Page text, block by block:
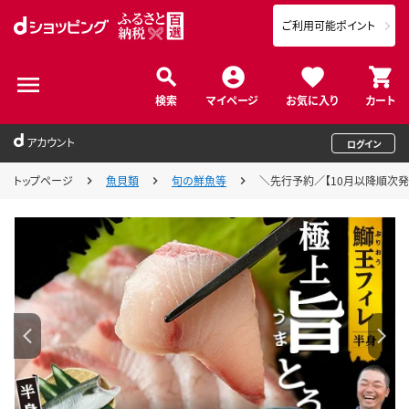
検索 マイページ お気に入り カート
ご利用可能ポイント
アカウント ログイン
トップページ 魚貝類 旬の鮮魚等 ＼先行予約／【10月以降順次発